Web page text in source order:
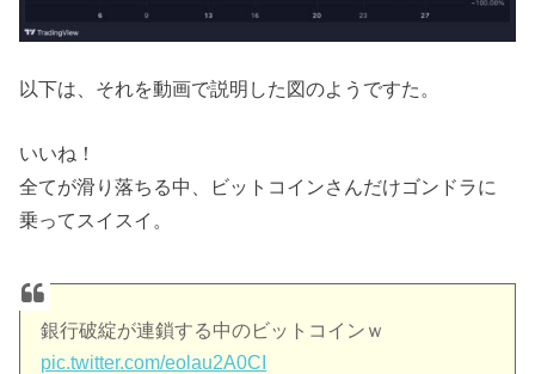
以下は、それを動画で説明した図のようですた。
いいね！
全てが滑り落ちる中、ビットコインさんだけゴンドラに
乗ってスイスイ。
銀行破綻が連鎖する中のビットコインｗ
pic.twitter.com/eolau2A0CI